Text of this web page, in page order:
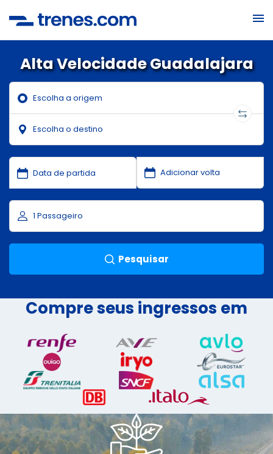
Alta Velocidade Guadalajara
Pesquisar
Compre seus ingressos em